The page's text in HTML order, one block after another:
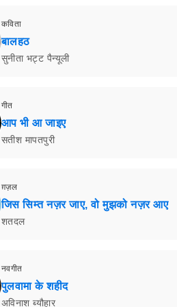
कविता
बालहठ
सुनीता भट्ट पैन्यूली
गीत
आप भी आ जाइए
सतीश मापतपुरी
ग़ज़ल
जिस सिम्त नज़र जाए, वो मुझको नज़र आए
शतदल
नवगीत
पुलवामा के शहीद
अविनाश ब्यौहार